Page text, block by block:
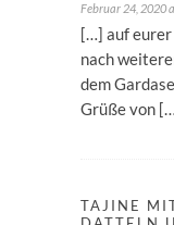
Februar 24, 2020
[…] auf
nach
dem
Grüße von
TAJINE